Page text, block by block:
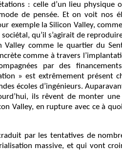
: celle d’un lieu physique
de pensée. Et on voit nos
exemple la Silicon Valley,
qu’il s’agirait de
Valley comme le quartier du
comme à travers
par des
» est extrêmement présent
écoles d’ingénieurs.
ils rêvent de monter
Valley, en rupture avec ce à
par les tentatives de
massive, et qui vont